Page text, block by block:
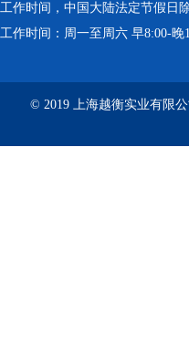
工作时间，中国大陆法定节假日除
工作时间：周一至周六 早8:00-晚
© 2019 上海越衡实业有限